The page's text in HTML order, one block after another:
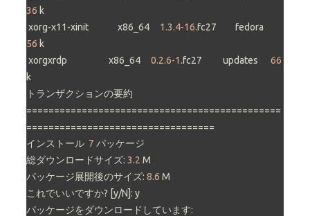
36 k
xorg-x11-xinit              x86_64 1.3.4-16
56 k
xorgxrdp                    x86_64 0.2.6-1 .fc27          updates 66
k
トランザクションの要約
==============================================
==================================
インストール 7 パッケージ
総ダウンロードサイズ: 3.2 M
パッケージ展開後のサイズ: 8.6 M
これでいいですか? [y/N]: y
パッケージをダウンロードしています: